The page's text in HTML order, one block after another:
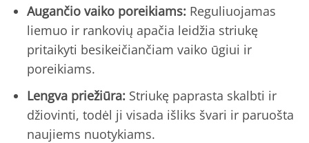
Augančio vaiko poreikiams: Reguliuojamas
liemuo ir rankovių apačia leidžia striukę
pritaikyti besikeičiančiam vaiko ūgiui ir
poreikiams.
Lengva priežiūra: Striukę paprasta skalbti ir
džiovinti, todėl ji visada išliks švari ir paruošta
naujiems nuotykiams.